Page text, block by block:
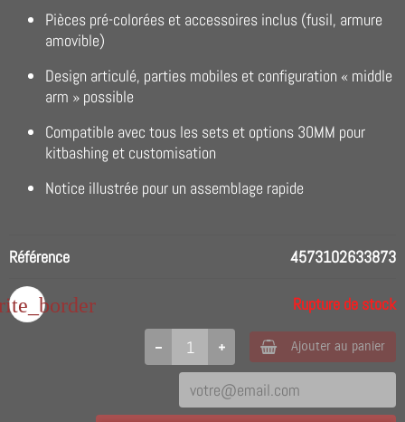
Pièces pré-colorées et accessoires inclus (fusil, armure
amovible)
Design articulé, parties mobiles et configuration « middle
arm » possible
Compatible avec tous les sets et options 30MM pour
kitbashing et customisation
Notice illustrée pour un assemblage rapide
Référence 4573102633873
Rupture de stock
Ajouter au panier